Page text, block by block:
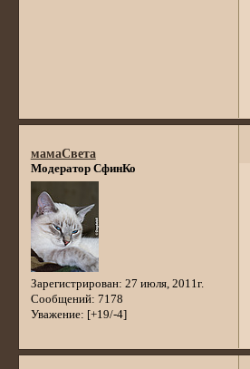
мамаСвета
Модератор СфинКо
Зарегистрирован: 27 июля, 2011г.
Сообщений: 7178
Уважение: [+19/-4]